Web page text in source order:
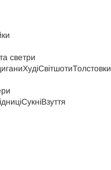
светри
ХудіСвітшотиТолстовки
СукніВзуття